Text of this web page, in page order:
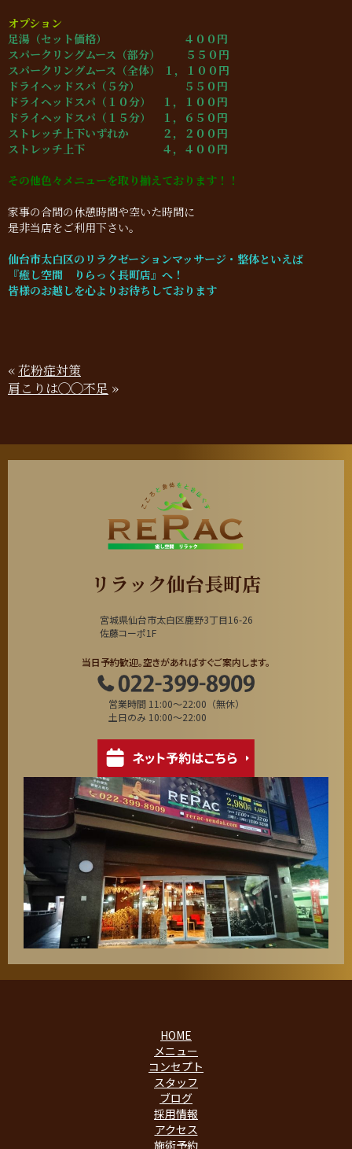
オプション
足湯（セット価格） ４００円
スパークリングムース（部分） ５５０円
スパークリングムース（全体） １，１００円
ドライヘッドスパ（５分） ５５０円
ドライヘッドスパ（１０分） １，１００円
ドライヘッドスパ（１５分） １，６５０円
ストレッチ上下いずれか ２，２００円
ストレッチ上下 ４，４００円
その他色々メニューを取り揃えております！！
家事の合間の休憩時間や空いた時間に
是非当店をご利用下さい。
仙台市太白区のリラクゼーションマッサージ・整体といえば
『癒し空間 りらっく長町店』へ！
皆様のお越しを心よりお待ちしております
«花粉症対策
肩こりは◯◯不足 »
リラック仙台長町店
宮城県仙台市太白区鹿野3丁目16-26
佐藤コーポ1F
当日予約歓迎。空きがあればすぐご案内します。
営業時間 11:00～22:00（無休）
土日のみ 10:00～22:00
HOME
メニュー
コンセプト
スタッフ
ブログ
採用情報
アクセス
施術予約